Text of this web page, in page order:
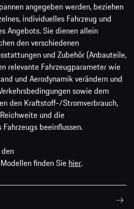
angegeben werden, beziehen
individuelles Fahrzeug und
Angebots. Sie dienen allein
den verschiedenen
und Zubehör (Anbauteile,
relevante Fahrzeugparameter wie
und Aerodynamik verändern und
sowie dem
den Kraftstoff-/Stromverbrauch,
und die
beeinflussen.
finden Sie hier.